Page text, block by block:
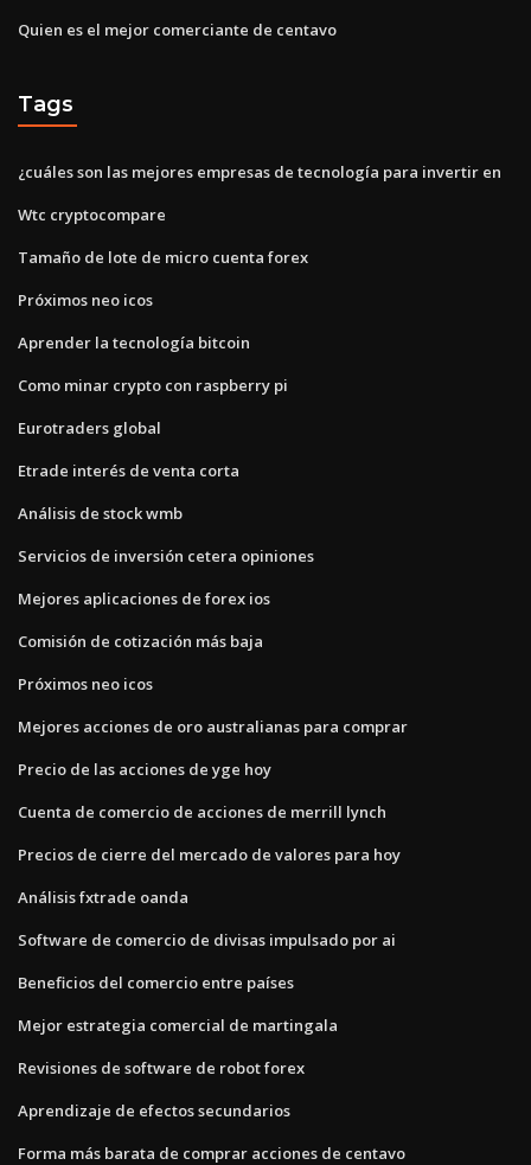
Quien es el mejor comerciante de centavo
Tags
¿cuáles son las mejores empresas de tecnología para invertir en
Wtc cryptocompare
Tamaño de lote de micro cuenta forex
Próximos neo icos
Aprender la tecnología bitcoin
Como minar crypto con raspberry pi
Eurotraders global
Etrade interés de venta corta
Análisis de stock wmb
Servicios de inversión cetera opiniones
Mejores aplicaciones de forex ios
Comisión de cotización más baja
Próximos neo icos
Mejores acciones de oro australianas para comprar
Precio de las acciones de yge hoy
Cuenta de comercio de acciones de merrill lynch
Precios de cierre del mercado de valores para hoy
Análisis fxtrade oanda
Software de comercio de divisas impulsado por ai
Beneficios del comercio entre países
Mejor estrategia comercial de martingala
Revisiones de software de robot forex
Aprendizaje de efectos secundarios
Forma más barata de comprar acciones de centavo